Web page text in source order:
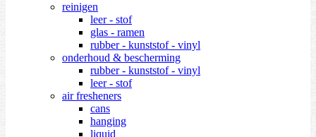
reinigen
leer - stof
glas - ramen
rubber - kunststof - vinyl
onderhoud & bescherming
rubber - kunststof - vinyl
leer - stof
air fresheners
cans
hanging
liquid